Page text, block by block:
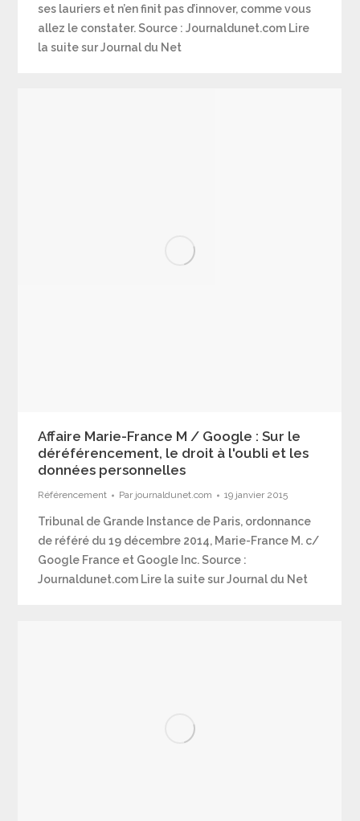
ses lauriers et n’en finit pas d’innover, comme vous
allez le constater. Source : Journaldunet.com Lire
la suite sur Journal du Net
Affaire Marie-France M / Google : Sur le
déréférencement, le droit à l'oubli et les
données personnelles
Référencement Par journaldunet.com 19 janvier 2015
Tribunal de Grande Instance de Paris, ordonnance
de référé du 19 décembre 2014, Marie-France M. c/
Google France et Google Inc. Source :
Journaldunet.com Lire la suite sur Journal du Net